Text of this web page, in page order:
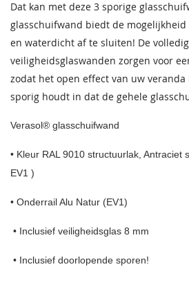
Dat kan met deze 3 sporige
glasschuifwand biedt de
en waterdicht af te sluiten! De
veiligheidsglaswanden zorgen voor
zodat het open effect van uw
sporig houdt in dat de gehele
Verasol® glasschuifwand
• Kleur RAL 9010 structuurlak, Antraciet
EV1 )
• Onderrail Alu Natur (EV1)
• Inclusief veiligheidsglas 8 mm
• Inclusief doorlopende sporen!